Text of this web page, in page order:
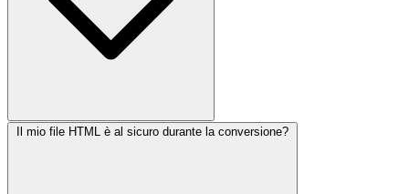
Il mio file HTML è al sicuro durante la conversione?